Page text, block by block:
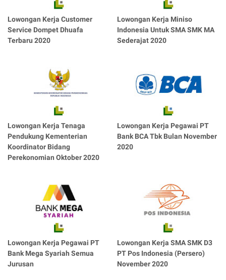
Lowongan Kerja Customer
Service Dompet Dhuafa
Terbaru 2020
Lowongan Kerja Miniso
Indonesia Untuk SMA SMK MA
Sederajat 2020
Lowongan Kerja Tenaga
Pendukung Kementerian
Koordinator Bidang
Perekonomian Oktober 2020
Lowongan Kerja Pegawai PT
Bank BCA Tbk Bulan November
2020
Lowongan Kerja Pegawai PT
Bank Mega Syariah Semua
Jurusan
Lowongan Kerja SMA SMK D3
PT Pos Indonesia (Persero)
November 2020